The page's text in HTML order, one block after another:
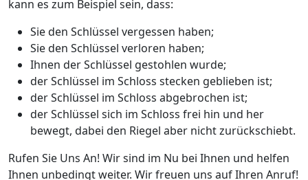
kann es zum Beispiel sein, dass:
Sie den Schlüssel vergessen haben;
Sie den Schlüssel verloren haben;
Ihnen der Schlüssel gestohlen wurde;
der Schlüssel im Schloss stecken geblieben ist;
der Schlüssel im Schloss abgebrochen ist;
der Schlüssel sich im Schloss frei hin und her
bewegt, dabei den Riegel aber nicht zurückschiebt.
Rufen Sie Uns An! Wir sind im Nu bei Ihnen und helfen
Ihnen unbedingt weiter. Wir freuen uns auf Ihren Anruf!